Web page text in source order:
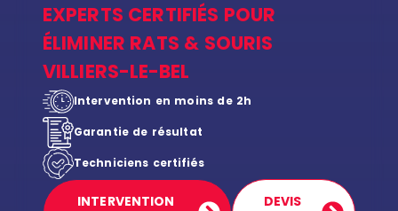
EXPERTS CERTIFIÉS POUR
ÉLIMINER RATS & SOURIS
VILLIERS-LE-BEL
Intervention en moins de 2h
Garantie de résultat
Techniciens certifiés
INTERVENTION
DEVIS